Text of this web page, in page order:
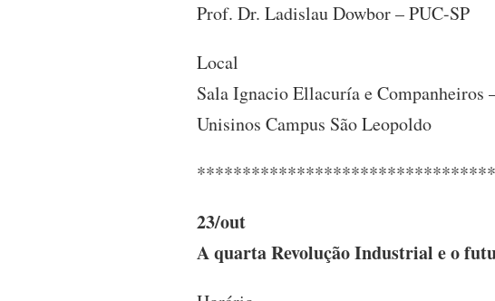
Prof. Dr. Ladislau Dowbor – PUC-SP
Local
Sala Ignacio Ellacuría e Companheiros
Unisinos Campus São Leopoldo
23/out
A quarta Revolução Industrial e o